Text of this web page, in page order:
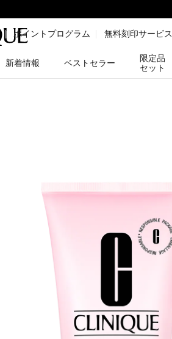
ポイントプログラム 無料刻印サービス
新着情報 ベストセラー
限定品
セット